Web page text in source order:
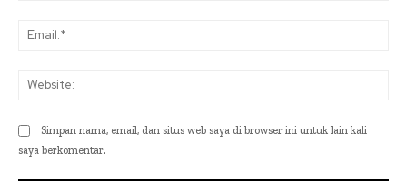
Simpan nama, email, dan situs web saya di browser ini untuk lain kali
saya berkomentar.